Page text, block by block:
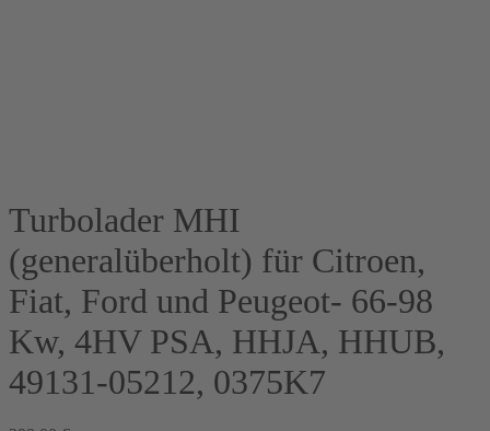
Turbolader MHI
(generalüberholt) für Citroen,
Fiat, Ford und Peugeot- 66-98
Kw, 4HV PSA, HHJA, HHUB,
49131-05212, 0375K7